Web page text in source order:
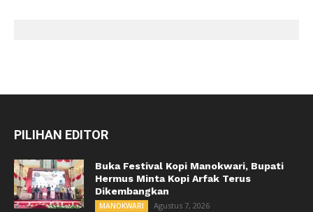
PILIHAN EDITOR
Buka Festival Kopi Manokwari, Bupati
Hermus Minta Kopi Arfak Terus
Dikembangkan
MANOKWARI Agustus 7, 2026